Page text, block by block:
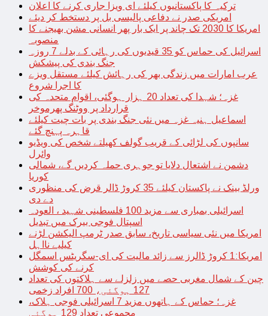
ترکیہ کا پاکستانیوں کیلئے ای ویزا جاری کرنے کا اعلان
امریکی صدر نے دفاعی پالیسی بل پر دستخط کر دیئے
امریکا کا 2030 تک چاند پر ایک بار پھر انسانی مشن بھیجنے کا
منصوبہ
اسرائیل کی حماس کو 35 قیدیوں کی رہائی کے بدلے 7 روزہ
جنگ بندی کی پیشکش
عرب امارات میں زندگی بھر کی رہائش کیلئے مستقل ویزے
کا اجرا شروع
غزہ؛ شہدا کی تعداد 20 ہزار ہوگئی، اقوام متحدہ کی
قرارداد پر ووٹنگ پھرموخر
اسماعیل ہنیہ غزہ میں نئی جنگ بندی پر بات چیت کیلئے
قاہرہ پہنچ گئے
سانپوں کی لڑائی کے قریب گولف کھیلتے شخص کی ویڈیو
وائرل
دشمن نے اشتعال دلایا تو جوہری حملہ کردیں گے، شمالی
کوریا
ورلڈ بینک نے پاکستان کیلئے 35 کروڑ ڈالر قرض کی منظوری
دے دی
اسرائیلی بمباری سے مزید 100 فلسطینی شہید ، العودہ
اسپتال فوجی بیرک میں تبدیل
امریکا میں نئی سیاسی تاریخ، سابق صدر ٹرمپ الیکشن لڑنے
کیلیے نااہل
امریکا:1 کروڑ ڈالرز سے زائد مالیت کی ای-سگریٹس اسمگل
کرنے کی کوشش
چین کے شمال مغربی حصے میں زلزلے سے ہلاکتوں کی تعداد
127 ہوگئی، 700 افراد زخمی
غزہ؛ حماس کے ہاتھوں مزید 7 اسرائیلی فوجی ہلاک،
مجموعی تعداد 129 ہوگئی